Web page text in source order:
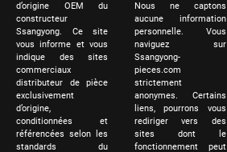
d’origine OEM du
constructeur
Ssangyong. Ce site
vous informe et vous
indique des sites
commerciaux
distributeur de pièce
exclusivement
d’origine,
conditionnées et
référencées selon les
standards du
Nous ne captons
aucune information
personnelle. Vous
naviguez sur
Ssangyong-
pieces.com
strictement
anonymes. Certains
liens, pourrons vous
rediriger vers des
sites dont le
fonctionnement peut